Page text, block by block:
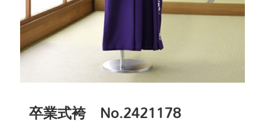
卒業式袴 No.2421178